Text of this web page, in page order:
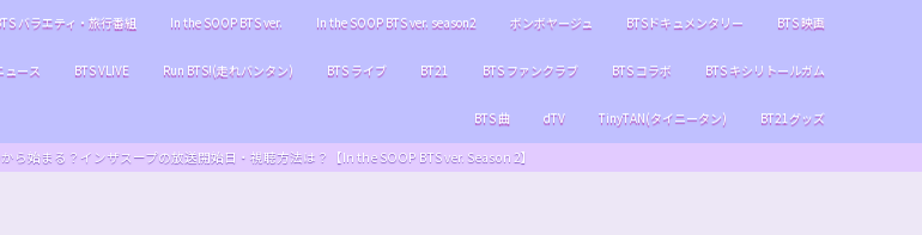
バラエティ・旅行番組 In the SOOP BTS ver. In the SOOP BTS ver. season2 ボンボヤージュ BTSドキュメンタリー BTS 映画
ュース BTS VLIVE Run BTS!(走れバンタン) BTS ライブ BT21 BTS ファンクラブ BTS コラボ BTS キシリトールガム
BTS 曲 dTV TinyTAN(タイニータン) BT21グッズ
ら始まる？インザスープの放送開始日・視聴方法は？【In the SOOP BTS ver. Season 2】